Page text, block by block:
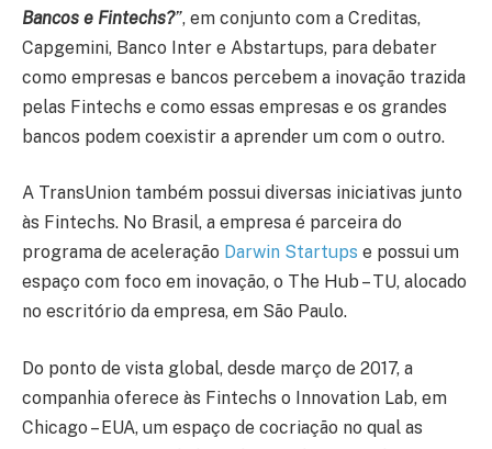
Bancos e Fintechs?”, em conjunto com a Creditas,
Capgemini, Banco Inter e Abstartups, para debater
como empresas e bancos percebem a inovação trazida
pelas Fintechs e como essas empresas e os grandes
bancos podem coexistir a aprender um com o outro.
A TransUnion também possui diversas iniciativas junto
às Fintechs. No Brasil, a empresa é parceira do
programa de aceleração Darwin Startups e possui um
espaço com foco em inovação, o The Hub – TU, alocado
no escritório da empresa, em São Paulo.
Do ponto de vista global, desde março de 2017, a
companhia oferece às Fintechs o Innovation Lab, em
Chicago – EUA, um espaço de cocriação no qual as